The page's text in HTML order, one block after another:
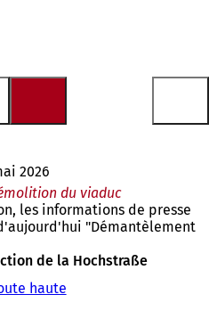
2026
du viaduc
les informations de presse
"Démantèlement
de la Hochstraße
haute